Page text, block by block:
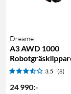
Dreame
A3 AWD 1000
3.5 (8)
24 990:-